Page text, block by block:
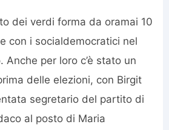
dei verdi forma da oramai 10
con i socialdemocratici nel
Anche per loro c’è stato un
delle elezioni, con Birgit
segretario del partito di
al posto di Maria